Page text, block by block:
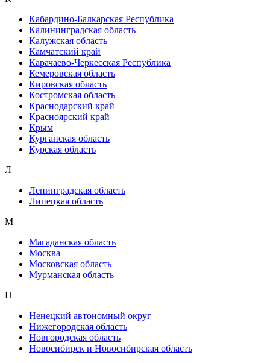
Кабардино-Балкарская Республика
Калининградская область
Калужская область
Камчатский край
Карачаево-Черкесская Республика
Кемеровская область
Кировская область
Костромская область
Краснодарский край
Красноярский край
Крым
Курганская область
Курская область
Л
Ленинградская область
Липецкая область
М
Магаданская область
Москва
Московская область
Мурманская область
Н
Ненецкий автономный округ
Нижегородская область
Новгородская область
Новосибирск и Новосибирская область